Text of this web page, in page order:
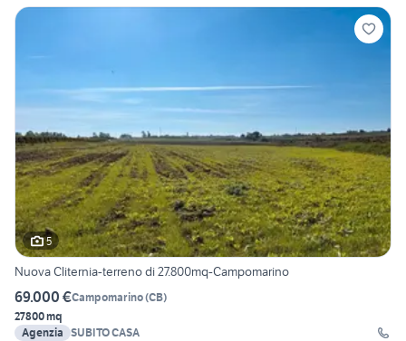
5
Nuova Cliternia-terreno di 27.800mq-Campomarino
69.000 €Campomarino(CB)
27800 mq
Agenzia SUBITO CASA